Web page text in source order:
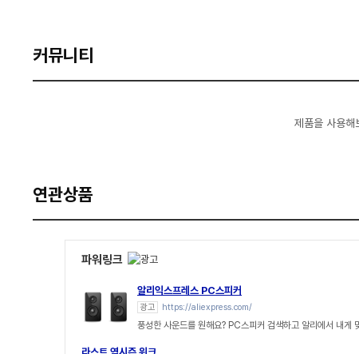
커뮤니티
제품을 사용해
연관상품
파워링크
알리익스프레스 PC스피커
광고 https://aliexpress.com/
풍성한 사운드를 원해요? PC스피커 검색하고 알리에서 내게